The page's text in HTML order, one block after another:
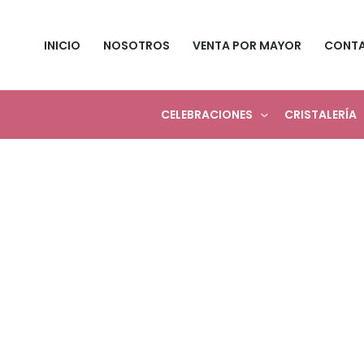
INICIO NOSOTROS VENTA POR MAYOR
CELEBRACIONES CRISTALERÍA